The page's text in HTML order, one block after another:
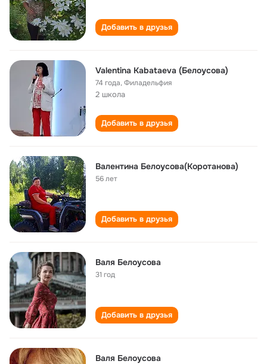
Добавить в друзья
Valentina Kabataeva (Белоусова)
74 года,Филадельфия
2 школа
Добавить в друзья
Валентина Белоусова(Коротанова)
56 лет
Добавить в друзья
Валя Белоусова
31 год
Добавить в друзья
Валя Белоусова